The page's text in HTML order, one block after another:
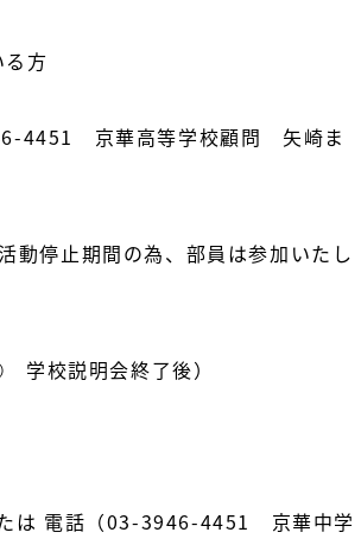
方
4451 京華高等学校顧問 矢崎ま
停止期間の為、部員は参加いたし
校説明会終了後）
は 電話（03-3946-4451 京華中学